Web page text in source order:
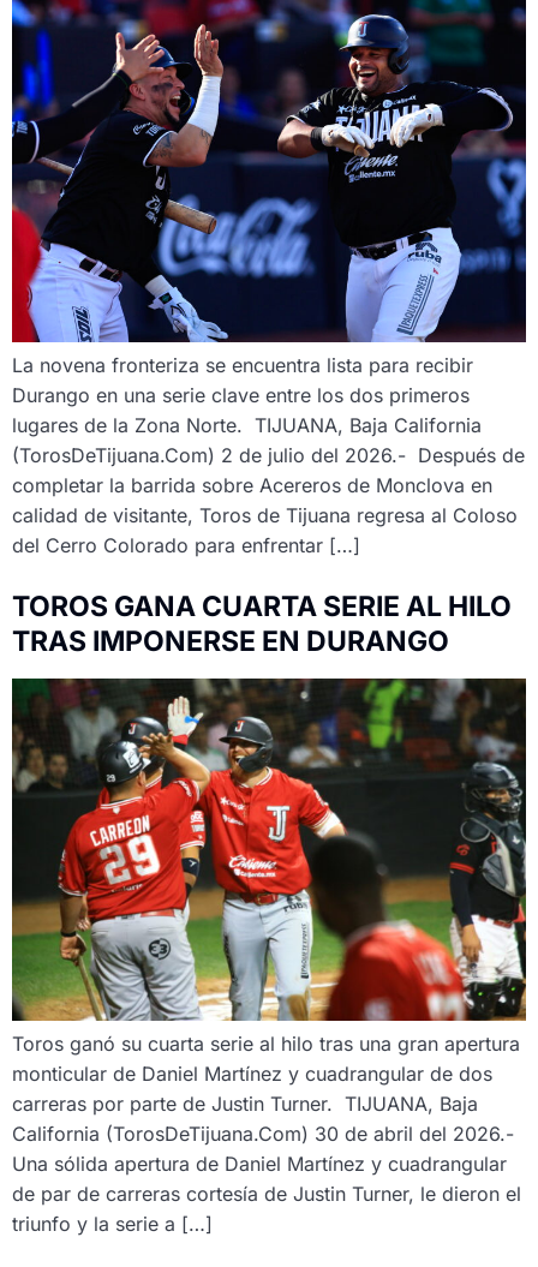
La novena fronteriza se encuentra lista para recibir
Durango en una serie clave entre los dos primeros
lugares de la Zona Norte. TIJUANA, Baja California
(TorosDeTijuana.Com) 2 de julio del 2026.- Después de
completar la barrida sobre Acereros de Monclova en
calidad de visitante, Toros de Tijuana regresa al Coloso
del Cerro Colorado para enfrentar […]
TOROS GANA CUARTA SERIE AL HILO
TRAS IMPONERSE EN DURANGO
Toros ganó su cuarta serie al hilo tras una gran apertura
monticular de Daniel Martínez y cuadrangular de dos
carreras por parte de Justin Turner. TIJUANA, Baja
California (TorosDeTijuana.Com) 30 de abril del 2026.-
Una sólida apertura de Daniel Martínez y cuadrangular
de par de carreras cortesía de Justin Turner, le dieron el
triunfo y la serie a […]